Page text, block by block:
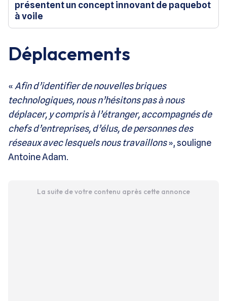
présentent un concept innovant de paquebot
à voile
Déplacements
«Afin d’identifier de nouvelles briques
technologiques, nous n’hésitons pas à nous
déplacer, y compris à l’étranger, accompagnés de
chefs d’entreprises, d’élus, de personnes des
réseaux avec lesquels nous travaillons», souligne
Antoine Adam.
La suite de votre contenu après cette annonce